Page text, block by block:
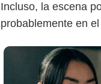
Incluso, la escena
probablemente en